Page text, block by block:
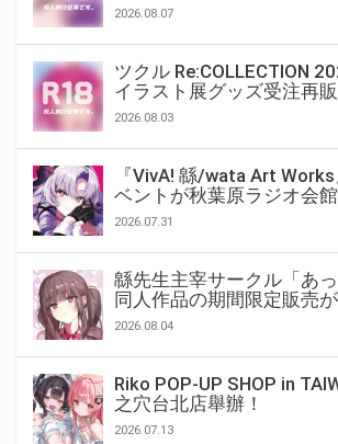
2026.08.07
ツクル Re:COLLECTION
イラスト展グッズ受注再販
2026.08.03
『VivA! 緜/wata Art
ベントが秋葉原ラジオ会
2026.07.31
緜先生主宰サークル「あっ
同人作品の期間限定販売が
2026.08.04
Riko POP-UP SHOP in
之穴台北店舉辦！
2026.07.13